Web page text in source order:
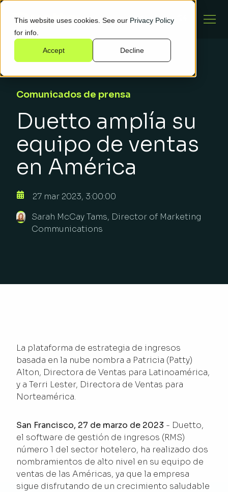
This website uses cookies. See our Privacy Policy
for info.
Accept Decline
Comunicados de prensa
Duetto amplía su
equipo de ventas
en América
27 mar 2023, 3:00:00
Sarah McCay Tams, Director of Marketing
Communications
La plataforma de estrategia de ingresos
basada en la nube nombra a Patricia (Patty)
Alton, Directora de Ventas para Latinoamérica,
y a Terri Lester, Directora de Ventas para
Norteamérica.
San Francisco, 27 de marzo de 2023 - Duetto,
el software de gestión de ingresos (RMS)
número 1 del sector hotelero, ha realizado dos
nombramientos de alto nivel en su equipo de
ventas de las Américas, ya que la empresa
sigue disfrutando de un crecimiento saludable